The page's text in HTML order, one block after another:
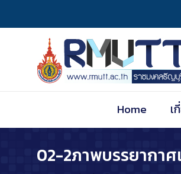
Home เ
02-2ภาพบรรยากา